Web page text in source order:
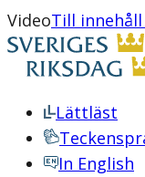
VideoTill
Lättläst
In English